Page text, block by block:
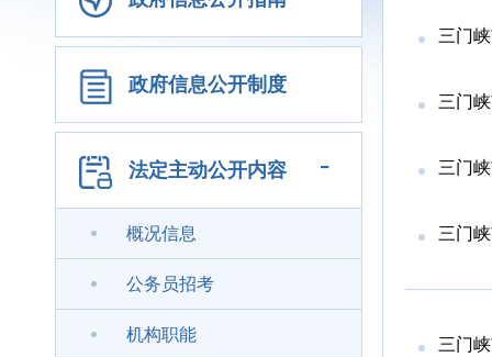
政府信息公开制度
法定主动公开内容 -
概况信息
公务员招考
机构职能
三门峡
三门峡
三门
三门峡
三门峡市